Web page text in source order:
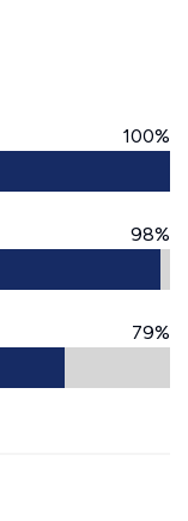
100%
98%
79%